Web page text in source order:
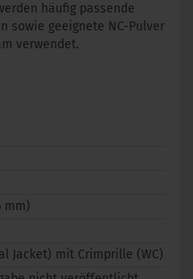
häufig passende
sowie geeignete NC-Pulver
verwendet.
mm)
Jacket) mit Crimprille (WC)